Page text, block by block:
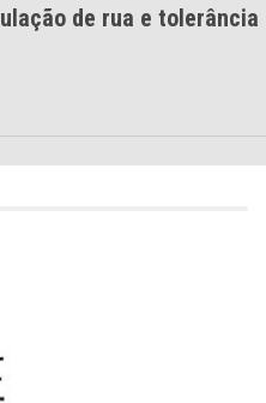
de rua e tolerância